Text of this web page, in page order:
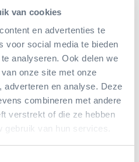
van cookies
en advertenties te
voor social media te bieden
analyseren. Ook delen we
onze site met onze
adverteren en analyse. Deze
combineren met andere
verstrekt of die ze hebben
gebruik van hun services.
en
met ons mee. Ze
groepen, 500 man
ook niet met
en zalen. De
ook tijdens de
en ontspannen
organisatie. En
inspirerende